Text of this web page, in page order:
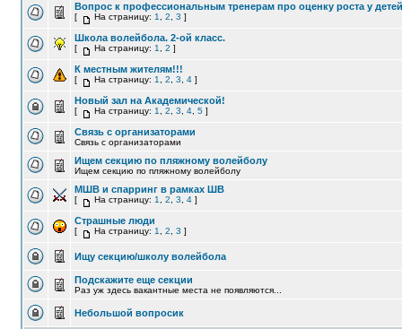
Вопрос к профессиональным тренерам про оценку роста у детей
[ На страницу: 1 2 3 ]
Школа волейбола. 2-ой класс.
[ На страницу: 1 2 ]
К местным жителям!!!
[ На страницу: 1 2 3 4 ]
Новый зал на Академической!
[ На страницу: 1 2 3 4 5 ]
Связь с организаторами
Связь с организаторами
Ищем секцию по пляжному волейболу
Ищем секцию по пляжному волейболу
МШВ и спарринг в рамках ШВ
[ На страницу: 1 2 3 4 ]
Страшные люди
[ На страницу: 1 2 3 ]
Ищу секцию/школу волейбола
Подскажите еще секции
Раз уж здесь вакантные места не появляются...
Небольшой вопросик